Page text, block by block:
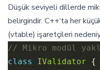
Düşük seviyeli dillerde
belirgindir. C++‘ta her
(vtable) işaretçileri
class
IValidator